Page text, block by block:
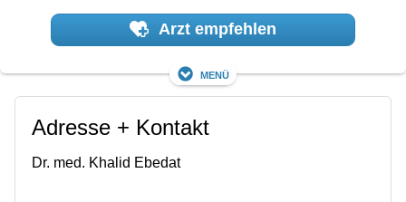
Arzt empfehlen
Menü
Adresse + Kontakt
Dr. med. Khalid Ebedat